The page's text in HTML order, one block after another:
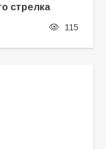
стрелка
115